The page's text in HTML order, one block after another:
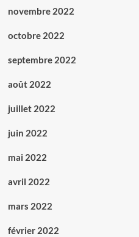
novembre 2022
octobre 2022
septembre 2022
août 2022
juillet 2022
juin 2022
mai 2022
avril 2022
mars 2022
février 2022